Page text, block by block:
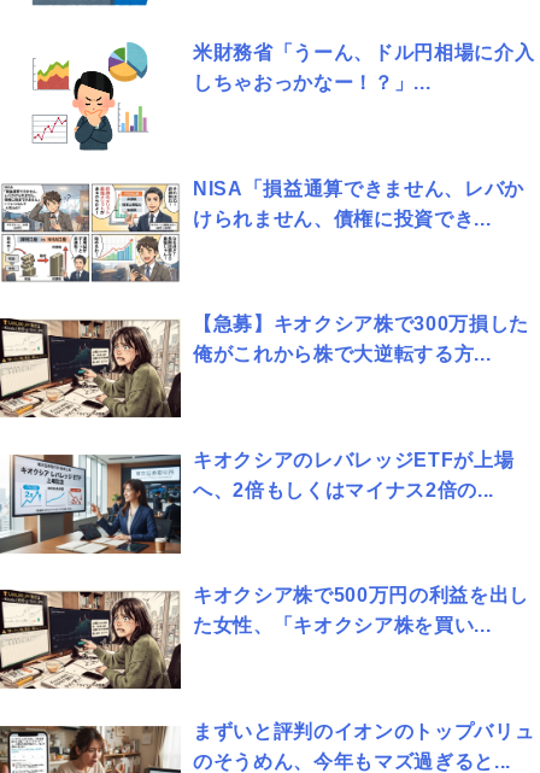
米財務省「うーん、ドル円相場に介入
しちゃおっかなー！？」...
NISA「損益通算できません、レバか
けられません、債権に投資でき...
【急募】キオクシア株で300万損した
俺がこれから株で大逆転する方...
キオクシアのレバレッジETFが上場
へ、2倍もしくはマイナス2倍の...
キオクシア株で500万円の利益を出し
た女性、「キオクシア株を買い...
まずいと評判のイオンのトップバリュ
のそうめん、今年もマズ過ぎると...